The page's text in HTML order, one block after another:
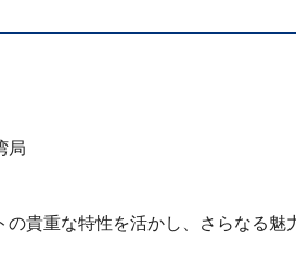
局
貴重な特性を活かし、さらなる